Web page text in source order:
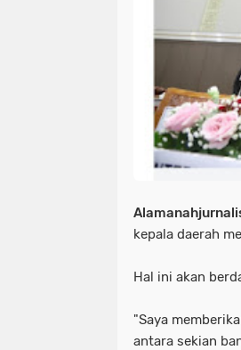
kepala daerah
Hal ini akan
"Saya
antara sekian